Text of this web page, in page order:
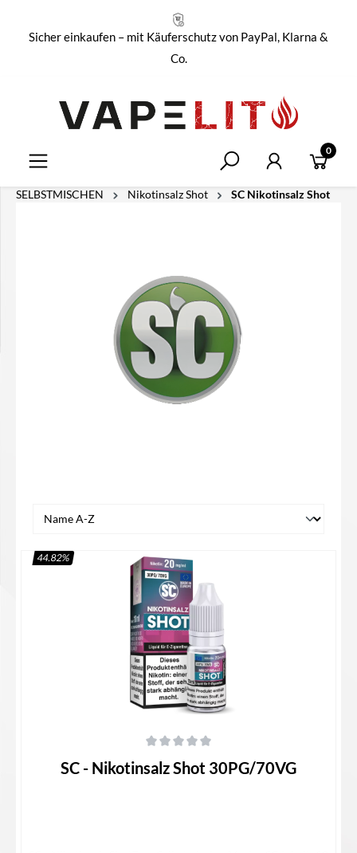
Sicher einkaufen – mit Käuferschutz von PayPal, Klarna &
Co.
0
SELBSTMISCHEN Nikotinsalz Shot SC Nikotinsalz Shot
44.82%
SC - Nikotinsalz Shot 30PG/70VG